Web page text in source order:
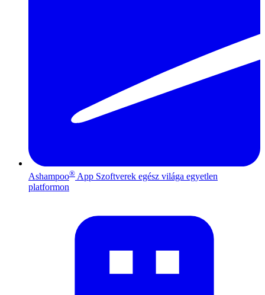
Ashampoo® App Szoftverek egész világa egyetlen
platformon